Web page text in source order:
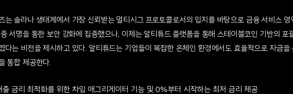
는 솔라나 생태계에서 가장 신뢰받는 멀티시그 프로토콜로서의 입지를 바탕으로 금융 서비스 영
서명을 통한 보안 강화에 집중했으나, 이제는 알티튜드 플랫폼을 통해 스테이블코인 기반의 포
다는 비전을 제시하고 있다. 알티튜드는 기업들이 복잡한 온체인 환경에서도 효율적으로 자금을
통합 제공한다.
출 금리 최적화를 위한 차입 애그리게이터 기능 및 0%부터 시작하는 최저 금리 제공